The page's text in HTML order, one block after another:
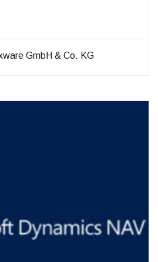
GmbH & Co. KG